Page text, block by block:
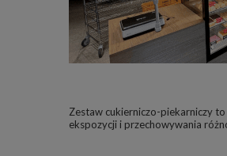
Zestaw cukierniczo-piekarniczy
ekspozycji i przechowywania